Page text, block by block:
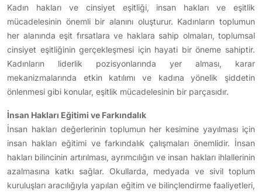
Kadın hakları ve cinsiyet eşitliği, insan hakları ve eşitlik
mücadelesinin önemli bir alanını oluşturur. Kadınların toplumun
her alanında eşit fırsatlara ve haklara sahip olmaları, toplumsal
cinsiyet eşitliğinin gerçekleşmesi için hayati bir öneme sahiptir.
Kadınların liderlik pozisyonlarında yer alması, karar
mekanizmalarında etkin katılımı ve kadına yönelik şiddetin
önlenmesi gibi konular, eşitlik mücadelesinin bir parçasıdır.
İnsan Hakları Eğitimi ve Farkındalık
İnsan hakları değerlerinin toplumun her kesimine yayılması için
insan hakları eğitimi ve farkındalık çalışmaları önemlidir. İnsan
hakları bilincinin artırılması, ayrımcılığın ve insan hakları ihlallerinin
azalmasına katkı sağlar. Okullarda, medyada ve sivil toplum
kuruluşları aracılığıyla yapılan eğitim ve bilinçlendirme faaliyetleri,